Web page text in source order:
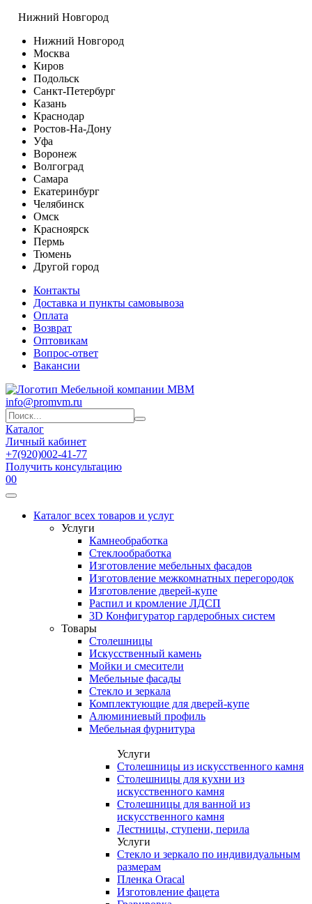
Нижний Новгород
Нижний Новгород
Москва
Киров
Подольск
Санкт-Петербург
Казань
Краснодар
Ростов-На-Дону
Уфа
Воронеж
Волгоград
Самара
Екатеринбург
Челябинск
Омск
Красноярск
Пермь
Тюмень
Другой город
Контакты
Доставка и пункты самовывоза
Оплата
Возврат
Оптовикам
Вопрос-ответ
Вакансии
info@promvm.ru
Каталог
Личный кабинет
+7(920)002-41-77
Получить консультацию
00
Каталог всех товаров и услуг
Услуги
Камнеобработка
Стеклообработка
Изготовление мебельных фасадов
Изготовление межкомнатных перегородок
Изготовление дверей-купе
Распил и кромление ЛДСП
3D Конфигуратор гардеробных систем
Товары
Столешницы
Искусственный камень
Мойки и смесители
Мебельные фасады
Стекло и зеркала
Комплектующие для дверей-купе
Алюминиевый профиль
Мебельная фурнитура
Услуги
Столешницы из искусственного камня
Столешницы для кухни из
искусственного камня
Столешницы для ванной из
искусственного камня
Лестницы, ступени, перила
Услуги
Стекло и зеркало по индивидуальным
размерам
Пленка Oracal
Изготовление фацета